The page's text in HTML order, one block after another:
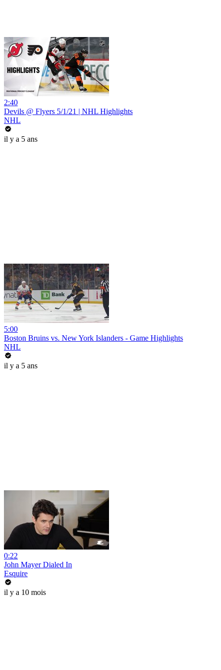
2:40
Devils @ Flyers 5/1/21 | NHL Highlights
NHL
il y a 5 ans
5:00
Boston Bruins vs. New York Islanders - Game Highlights
NHL
il y a 5 ans
0:22
John Mayer Dialed In
Esquire
il y a 10 mois